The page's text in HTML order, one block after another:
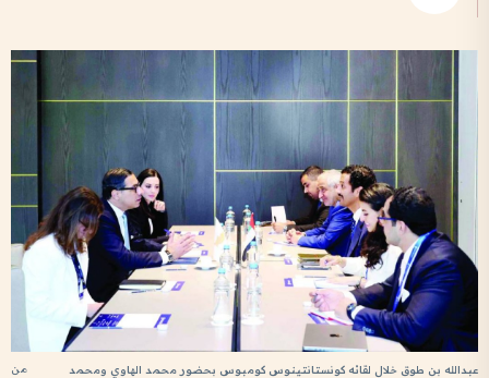
من
عبدالله بن طوق خلال لقائه كونستانتينوس كومبوس بحضور محمد الهاوي ومحمد